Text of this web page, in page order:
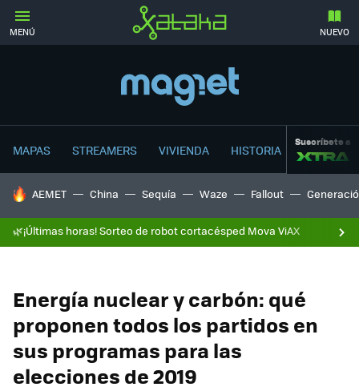
MENÚ NUEVO
MAPAS STREAMERS VIVIENDA HISTORIA Suscríbete a
HOY SE HABLA DE
AEMET China Sequía Waze Fallout
🌿¡Últimas horas! Sorteo de robot cortacésped Mova ViAX
Energía nuclear y carbón: qué
proponen todos los partidos en
sus programas para las
elecciones de 2019